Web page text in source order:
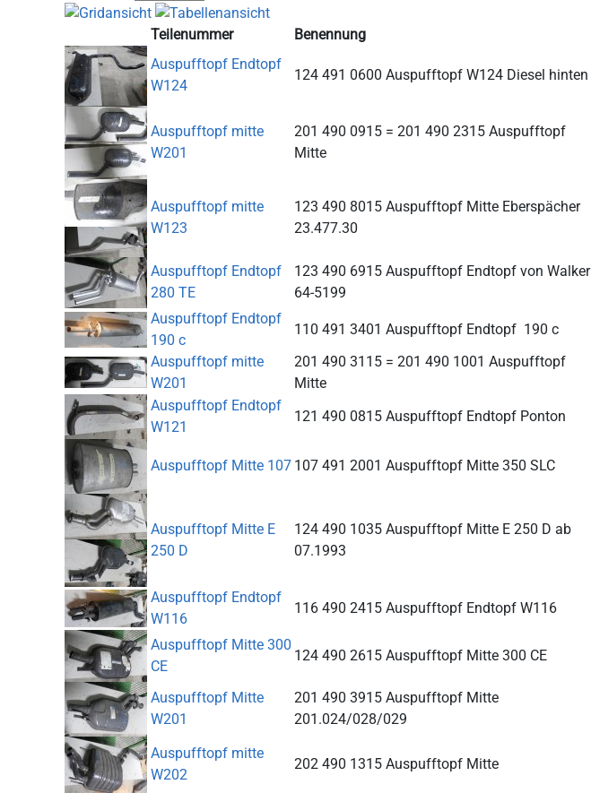
Teilenummer Benennung
Auspufftopf Endtopf
W124
124 491 0600 Auspufftopf W124 Diesel hinten
Auspufftopf mitte
W201
201 490 0915 = 201 490 2315 Auspufftopf
Mitte
Auspufftopf mitte
W123
123 490 8015 Auspufftopf Mitte Eberspächer
23.477.30
Auspufftopf Endtopf
280 TE
123 490 6915 Auspufftopf Endtopf von Walker
64-5199
Auspufftopf Endtopf
190 c
110 491 3401 Auspufftopf Endtopf 190 c
Auspufftopf mitte
W201
201 490 3115 = 201 490 1001 Auspufftopf
Mitte
Auspufftopf Endtopf
W121
121 490 0815 Auspufftopf Endtopf Ponton
Auspufftopf Mitte 107 107 491 2001 Auspufftopf Mitte 350 SLC
Auspufftopf Mitte E
250 D
124 490 1035 Auspufftopf Mitte E 250 D ab
07.1993
Auspufftopf Endtopf
W116
116 490 2415 Auspufftopf Endtopf W116
Auspufftopf Mitte 300
CE
124 490 2615 Auspufftopf Mitte 300 CE
Auspufftopf Mitte
W201
201 490 3915 Auspufftopf Mitte
201.024/028/029
Auspufftopf mitte
W202
202 490 1315 Auspufftopf Mitte